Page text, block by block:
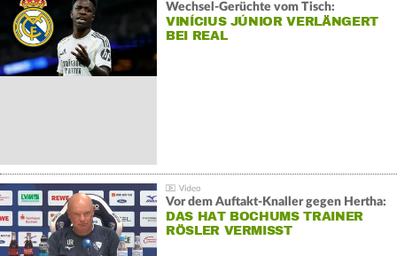
Wechsel-Gerüchte vom Tisch:
VINÍCIUS JÚNIOR VERLÄNGERT
BEI REAL
Vor dem Auftakt-Knaller gegen Hertha:
DAS HAT BOCHUMS TRAINER
RÖSLER VERMISST